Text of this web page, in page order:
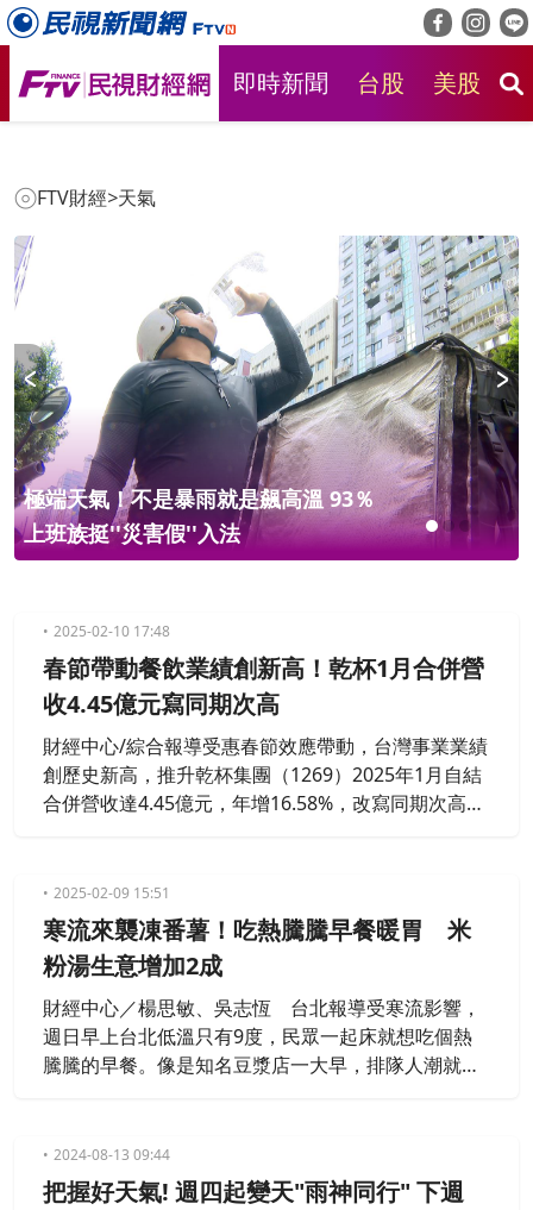
即時新聞 台股 美股
FTV財經>天氣
極端天氣！不是暴雨就是飆高溫 93％
上班族挺''災害假''入法
2025-02-10 17:48
春節帶動餐飲業績創新高！乾杯1月合併營
收4.45億元寫同期次高
財經中心/綜合報導受惠春節效應帶動，台灣事業業績
創歷史新高，推升乾杯集團（1269）2025年1月自結
合併營收達4.45億元，年增16.58%，改寫同期次高紀
2025-02-09 15:51
寒流來襲凍番薯！吃熱騰騰早餐暖胃 米
粉湯生意增加2成
財經中心／楊思敏、吳志恆 台北報導受寒流影響，
週日早上台北低溫只有9度，民眾一起床就想吃個熱
騰騰的早餐。像是知名豆漿店一大早，排隊人潮就綿
冬天比較冷，備料比夏天多了4成。
2024-08-13 09:44
把握好天氣! 週四起變天"雨神同行" 下週